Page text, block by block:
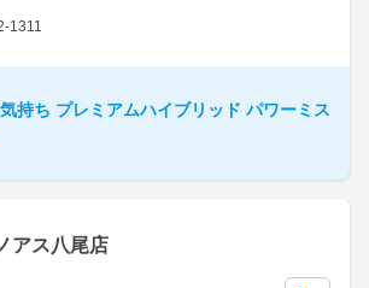
1311
持ち プレミアムハイブリッド パワーミス
アス八尾店